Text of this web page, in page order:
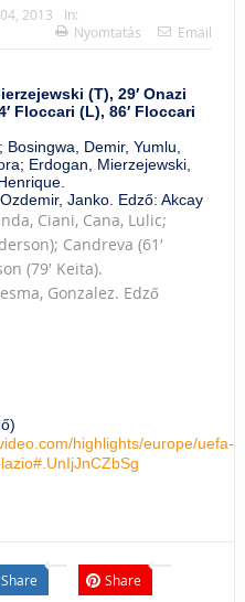
2013
In:
Nyomtatás
Email
(T), 29′ Onazi
Floccari (L), 86′ Floccari
Bosingwa, Demir, Yumlu,
Erdogan, Mierzejewski,
Janko. Edző: Akcay
Ciani, Cana, Lulic;
Candreva (61′
(79′ Keita).
Gonzalez. Edző
highlights/europe/uefa-
Share Share